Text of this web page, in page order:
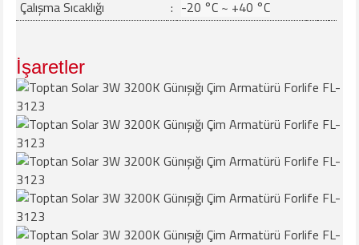
Çalışma Sıcaklığı
: -20 °C ~ +40 °C
İşaretler